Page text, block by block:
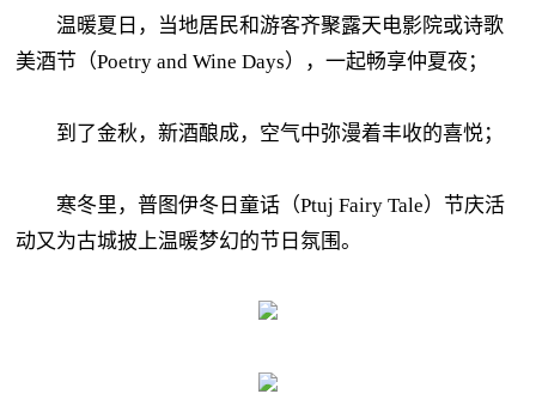
温暖夏日，当地居民和游客齐聚露天电影院或诗歌
美酒节（Poetry and Wine Days），一起畅享仲夏夜；
到了金秋，新酒酿成，空气中弥漫着丰收的喜悦；
寒冬里，普图伊冬日童话（Ptuj Fairy Tale）节庆活
动又为古城披上温暖梦幻的节日氛围。